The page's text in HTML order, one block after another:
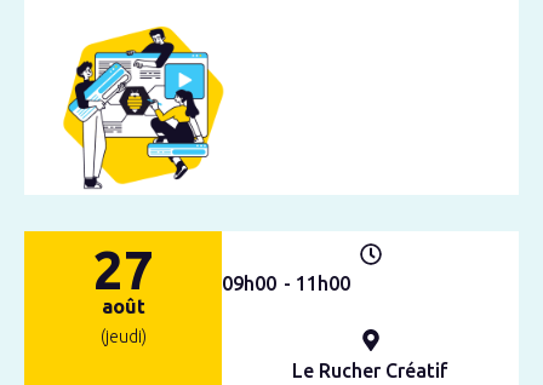
27
août
(jeudi)
09h00 - 11h00
Le Rucher Créatif